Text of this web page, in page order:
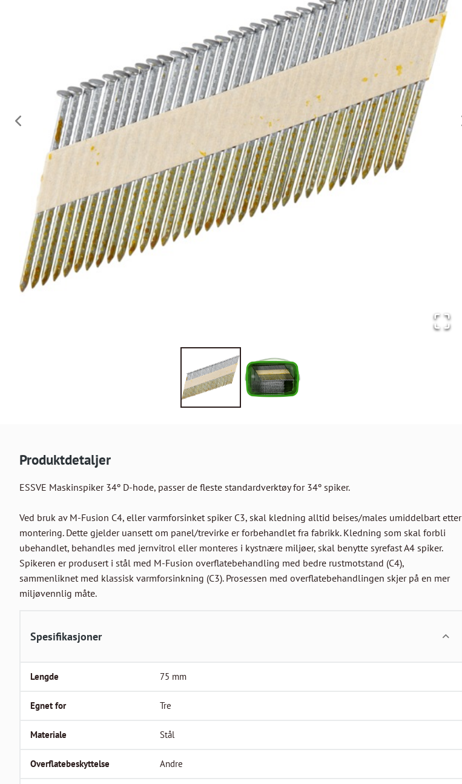
Produktdetaljer
ESSVE Maskinspiker 34º D-hode, passer de fleste standardverktøy for 34º spiker.
Ved bruk av M-Fusion C4, eller varmforsinket spiker C3, skal kledning alltid beises/males umiddelbart etter
montering. Dette gjelder uansett om panel/trevirke er forbehandlet fra fabrikk. Kledning som skal forbli
ubehandlet, behandles med jernvitrol eller monteres i kystnære miljøer, skal benytte syrefast A4 spiker.
Spikeren er produsert i stål med M-Fusion overflatebehandling med bedre rustmotstand (C4),
sammenliknet med klassisk varmforsinkning (C3). Prosessen med overflatebehandlingen skjer på en mer
miljøvennlig måte.
Spesifikasjoner
Lengde 75 mm
Egnet for Tre
Materiale Stål
Overflatebeskyttelse Andre